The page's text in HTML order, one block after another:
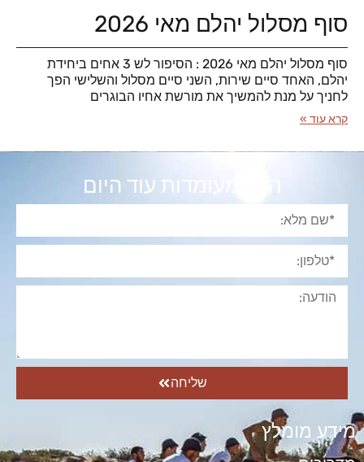
סוף מסלול יהלם מאי 2026
סוף מסלול יהלם מאי 2026 : הסיפור לש 3 אחים ביחידת
יהלם, האחד סיים שירות, השני סיים מסלול והשלישי הפך
לחניך על מנת להמשיך את מורשת אחיו הבוגרים
קרא עוד »
הגש מעומדות עוד היום
שליחה
מידע מומלץ